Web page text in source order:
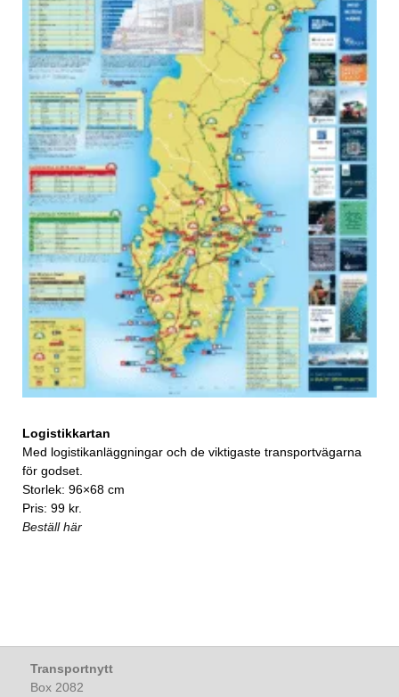
Logistikkartan
Med logistikanläggningar och de viktigaste transportvägarna
för godset.
Storlek: 96×68 cm
Pris: 99 kr.
Beställ här
Transportnytt
Box 2082